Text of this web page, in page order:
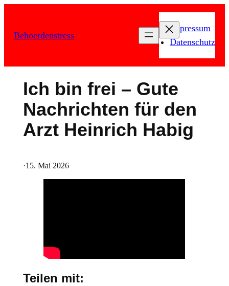
springen
Behoerdenstress
Impressum
Datenschutz
Ich bin frei – Gute
Nachrichten für den
Arzt Heinrich Habig
·15. Mai 2026
Teilen mit: